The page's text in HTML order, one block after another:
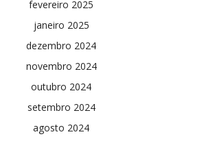
fevereiro 2025
janeiro 2025
dezembro 2024
novembro 2024
outubro 2024
setembro 2024
agosto 2024